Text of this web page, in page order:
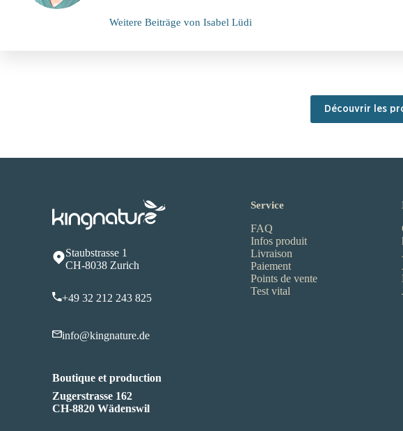
Weitere Beiträge von Isabel Lüdi
Découvrir les
Staubstrasse 1
CH-8038 Zurich
+49 32 212 243 825
info@kingnature.de
Boutique et production
Zugerstrasse 162
CH-8820 Wädenswil
Service
FAQ
Infos produit
Livraison
Paiement
Points de vente
Test vital